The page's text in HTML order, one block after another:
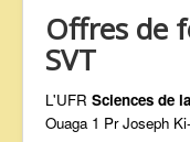
Offres de
SVT
L'UFR Sciences de
Ouaga 1 Pr Joseph